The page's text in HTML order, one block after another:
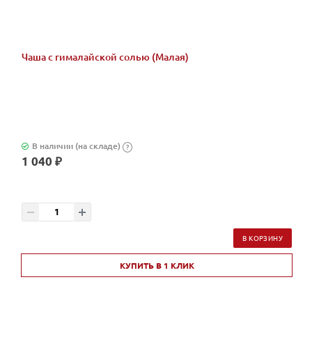
Чаша с гималайской солью (Малая)
В наличии (на складе) ?
1 040 ₽
В КОРЗИНУ
КУПИТЬ В 1 КЛИК